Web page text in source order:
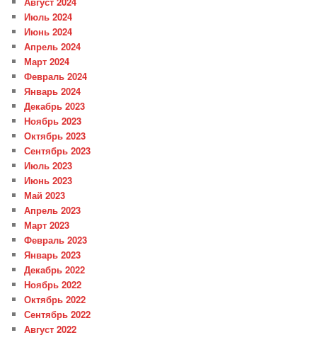
Июль 2024
Июнь 2024
Апрель 2024
Март 2024
Февраль 2024
Январь 2024
Декабрь 2023
Ноябрь 2023
Октябрь 2023
Сентябрь 2023
Июль 2023
Июнь 2023
Май 2023
Апрель 2023
Март 2023
Февраль 2023
Январь 2023
Декабрь 2022
Ноябрь 2022
Октябрь 2022
Сентябрь 2022
Август 2022